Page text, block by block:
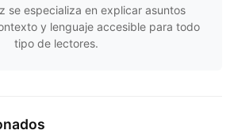
se especializa en explicar asuntos
y lenguaje accesible para todo
tipo de lectores.